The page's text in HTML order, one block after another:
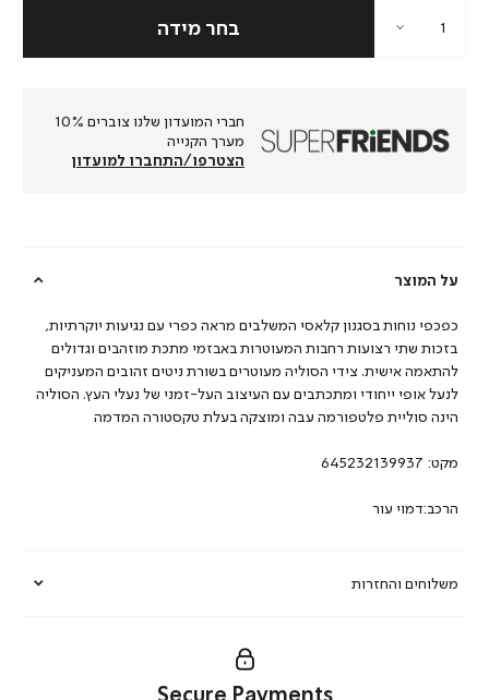
חברי המועדון שלנו צוברים 10%
מערך הקנייה
הצטרפו/התחברו למועדון
על המוצר
משלוחים והחזרות
כפכפי נוחות בסגנון קלאסי המשלבים מראה כפרי עם נגיעות יוקרתיות,
בזכות שתי רצועות רחבות המעוטרות באבזמי מתכת מוזהבים וגדולים
להתאמה אישית. צידי הסוליה מעוטרים בשורת ניטים זהובים המעניקים
לנעל אופי ייחודי ומתכתבים עם העיצוב העל-זמני של נעלי העץ. הסוליה
הינה סוליית פלטפורמה עבה ומוצקה בעלת טקסטורה המדמה
מקט: 645232139937
הרכב:דמוי עור